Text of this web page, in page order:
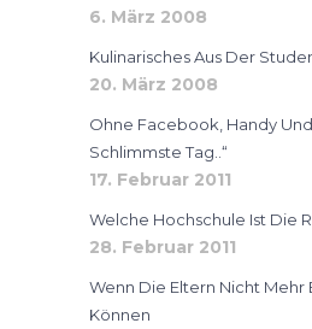
6. März 2008
Kulinarisches Aus Der
20. März 2008
Ohne Facebook, Handy
Schlimmste Tag..“
17. Februar 2011
Welche Hochschule Ist Die
28. Februar 2011
Wenn Die Eltern Nicht Mehr
Können